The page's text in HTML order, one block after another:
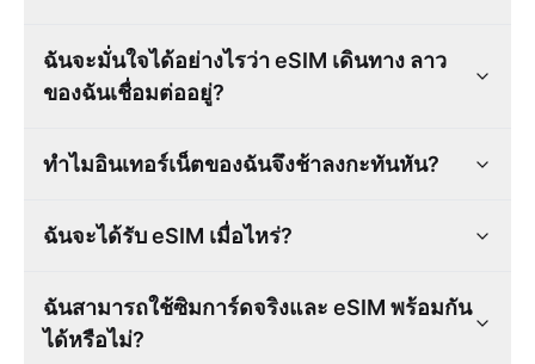
ฉันจะมั่นใจได้อย่างไรว่า eSIM เดินทาง ลาว
ของฉันเชื่อมต่ออยู่?
ทำไมอินเทอร์เน็ตของฉันจึงช้าลงกะทันหัน?
ฉันจะได้รับ eSIM เมื่อไหร่?
ฉันสามารถใช้ซิมการ์ดจริงและ eSIM พร้อมกัน
ได้หรือไม่?